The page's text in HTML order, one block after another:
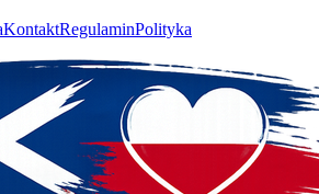
KontaktRegulaminPolityka